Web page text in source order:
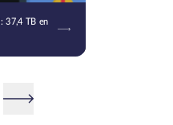
37,4 TB en